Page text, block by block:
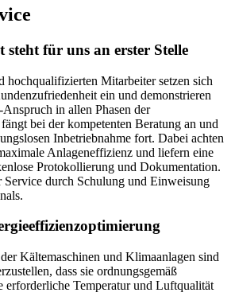
für uns an erster Stelle
hochqualifizierten Mitarbeiter setzen sich
ein und demonstrieren
in allen Phasen der
bei der kompetenten Beratung an und
Inbetriebnahme fort. Dabei achten
Anlageneffizienz und liefern eine
Protokollierung und Dokumentation.
durch Schulung und Einweisung
Kältemaschinen und Klimaanlagen sind
dass sie ordnungsgemäß
erforderliche Temperatur und Luftqualität